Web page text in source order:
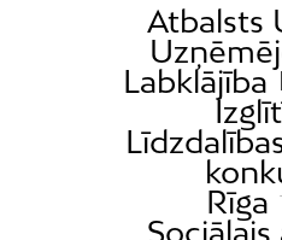
Atbalsts
Labklājība
Rīga